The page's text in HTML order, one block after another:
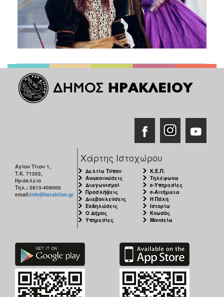
Αγίου Τίτου 1,
Τ.Κ. 71202,
Ηράκλειο
Τηλ.: 2813-409000
email:info@heraklion.gr
Χάρτης Ιστοχώρου
Δελτία Τύπου
Ανακοινώσεις
Διαγωνισμοί
Προσλήψεις
Διαβουλεύσεις
Εκδηλώσεις
Ο Δήμος
Υπηρεσίες
Κ.Ε.Π.
Τηλέφωνα
e-Υπηρεσίες
e-Αιτήματα
Η Πόλη
Ιστορία
Κνωσός
Μουσεία